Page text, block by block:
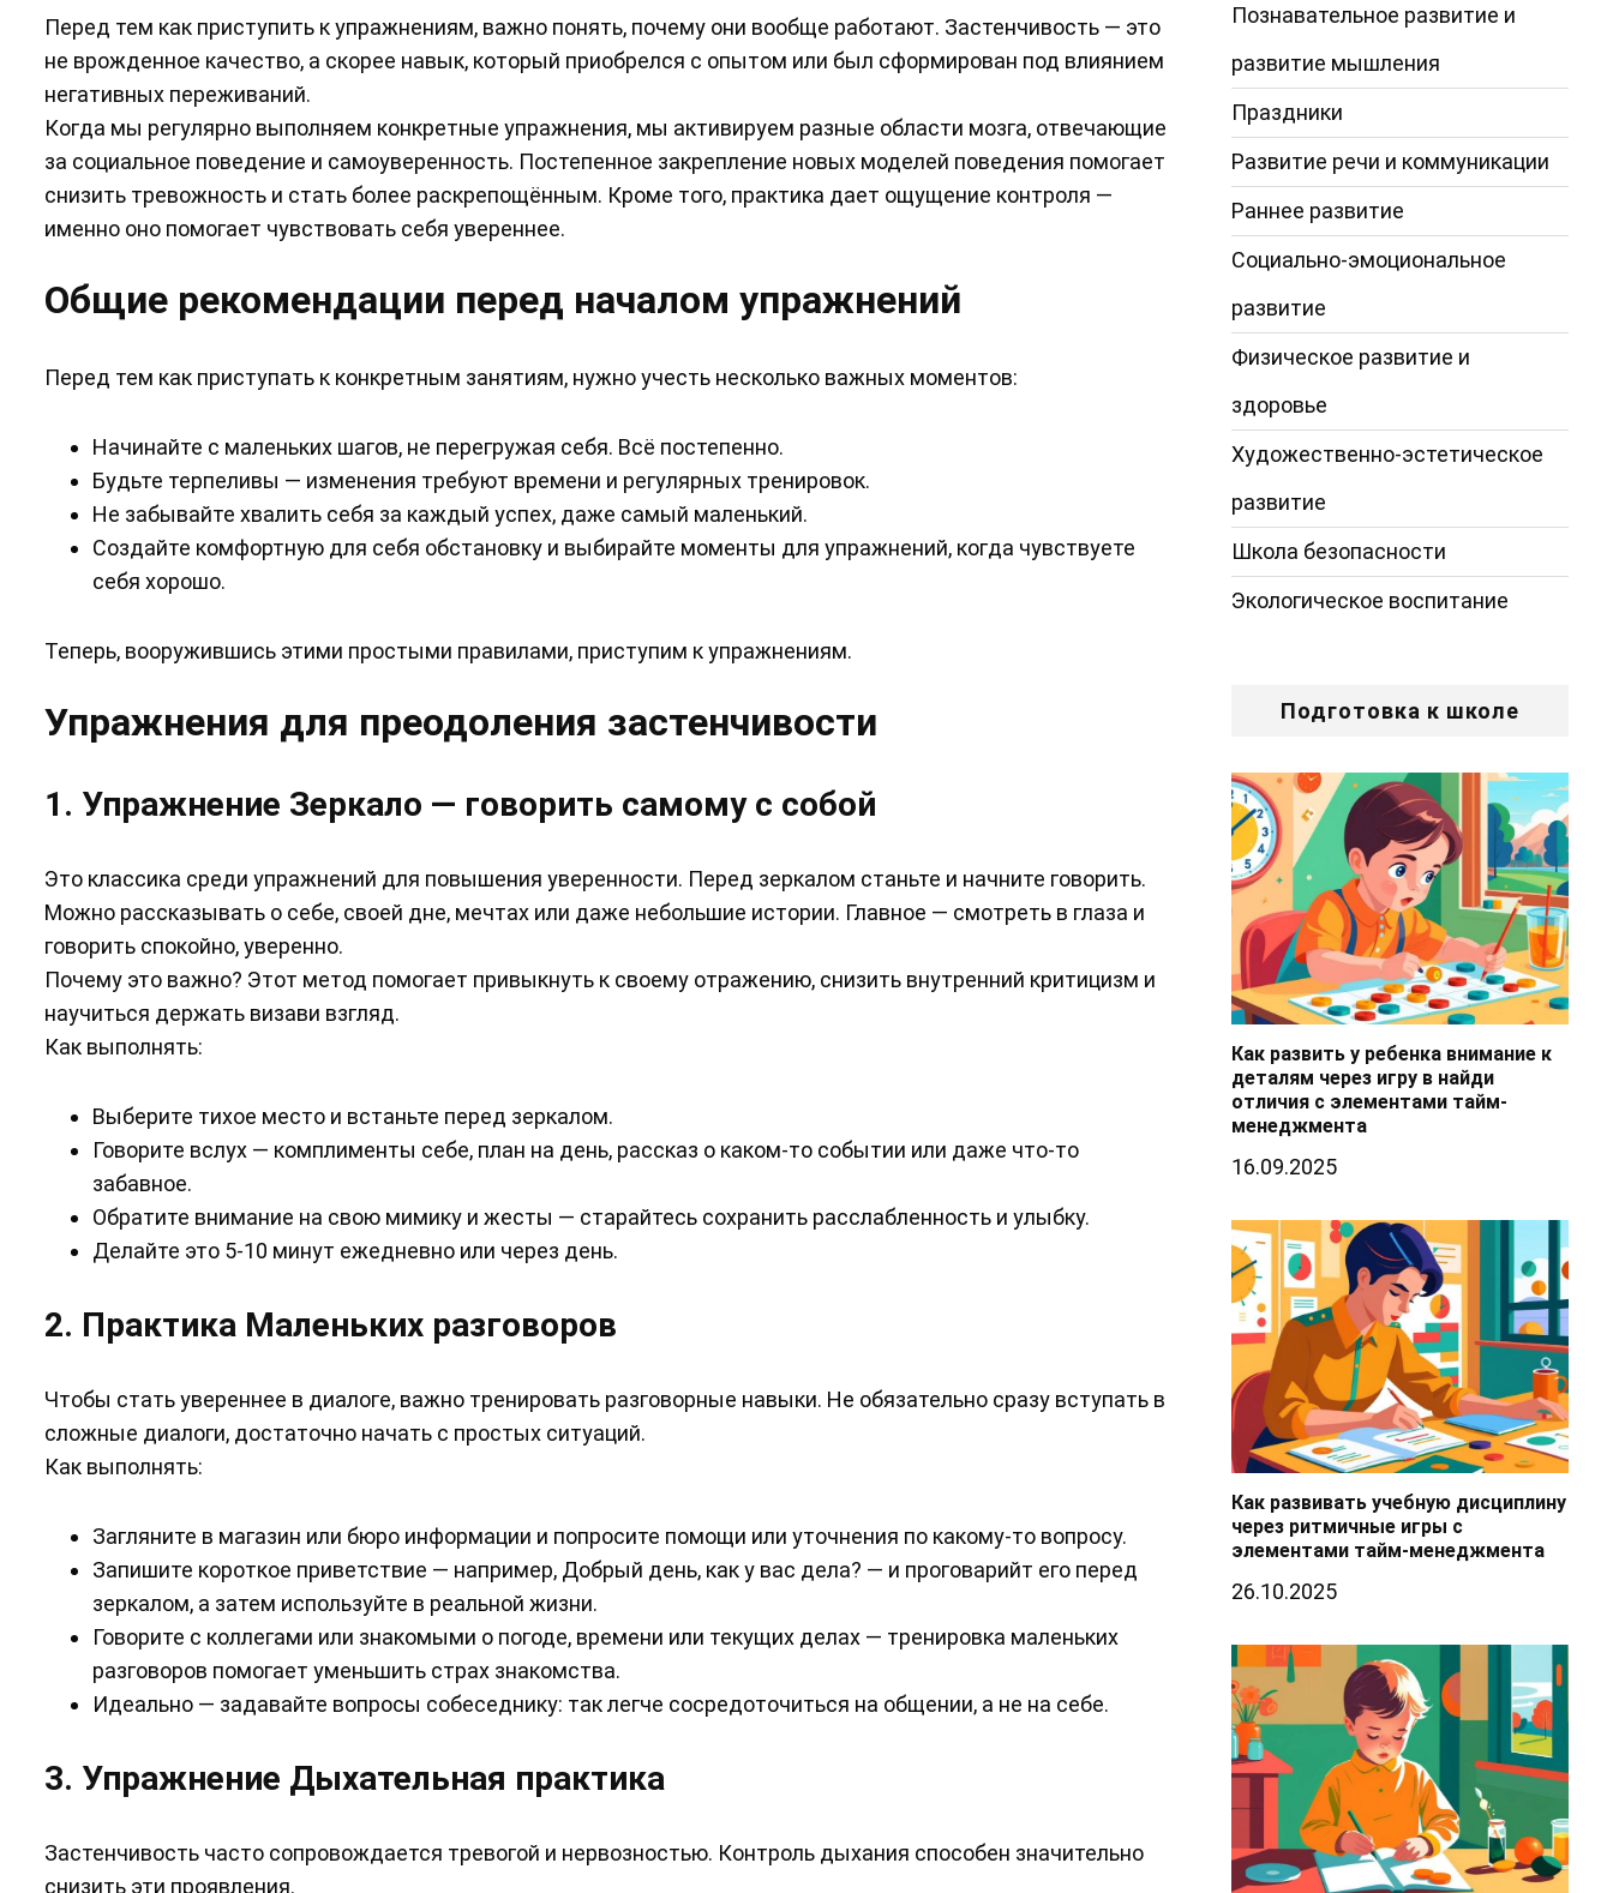
Перед тем как приступить к упражнениям, важно понять, почему они вообще работают. Застенчивость — это
не врожденное качество, а скорее навык, который приобрелся с опытом или был сформирован под влиянием
негативных переживаний.
Когда мы регулярно выполняем конкретные упражнения, мы активируем разные области мозга, отвечающие
за социальное поведение и самоуверенность. Постепенное закрепление новых моделей поведения помогает
снизить тревожность и стать более раскрепощённым. Кроме того, практика дает ощущение контроля —
именно оно помогает чувствовать себя увереннее.
Общие рекомендации перед началом упражнений
Перед тем как приступать к конкретным занятиям, нужно учесть несколько важных моментов:
Начинайте с маленьких шагов, не перегружая себя. Всё постепенно.
Будьте терпеливы — изменения требуют времени и регулярных тренировок.
Не забывайте хвалить себя за каждый успех, даже самый маленький.
Создайте комфортную для себя обстановку и выбирайте моменты для упражнений, когда чувствуете
себя хорошо.
Теперь, вооружившись этими простыми правилами, приступим к упражнениям.
Упражнения для преодоления застенчивости
1. Упражнение Зеркало — говорить самому с собой
Это классика среди упражнений для повышения уверенности. Перед зеркалом станьте и начните говорить.
Можно рассказывать о себе, своей дне, мечтах или даже небольшие истории. Главное — смотреть в глаза и
говорить спокойно, уверенно.
Почему это важно? Этот метод помогает привыкнуть к своему отражению, снизить внутренний критицизм и
научиться держать визави взгляд.
Как выполнять:
Выберите тихое место и встаньте перед зеркалом.
Говорите вслух — комплименты себе, план на день, рассказ о каком-то событии или даже что-то
забавное.
Обратите внимание на свою мимику и жесты — старайтесь сохранить расслабленность и улыбку.
Делайте это 5-10 минут ежедневно или через день.
2. Практика Маленьких разговоров
Чтобы стать увереннее в диалоге, важно тренировать разговорные навыки. Не обязательно сразу вступать в
сложные диалоги, достаточно начать с простых ситуаций.
Как выполнять:
Загляните в магазин или бюро информации и попросите помощи или уточнения по какому-то вопросу.
Запишите короткое приветствие — например, Добрый день, как у вас дела? — и проговарийт его перед
зеркалом, а затем используйте в реальной жизни.
Говорите с коллегами или знакомыми о погоде, времени или текущих делах — тренировка маленьких
разговоров помогает уменьшить страх знакомства.
Идеально — задавайте вопросы собеседнику: так легче сосредоточиться на общении, а не на себе.
3. Упражнение Дыхательная практика
Застенчивость часто сопровождается тревогой и нервозностью. Контроль дыхания способен значительно
снизить эти проявления.
Познавательное развитие и
развитие мышления
Праздники
Развитие речи и коммуникации
Раннее развитие
Социально-эмоциональное
развитие
Физическое развитие и
здоровье
Художественно-эстетическое
развитие
Школа безопасности
Экологическое воспитание
Подготовка к школе
Как развить у ребенка внимание к
деталям через игру в найди
отличия с элементами тайм-
менеджмента
16.09.2025
Как развивать учебную дисциплину
через ритмичные игры с
элементами тайм-менеджмента
26.10.2025